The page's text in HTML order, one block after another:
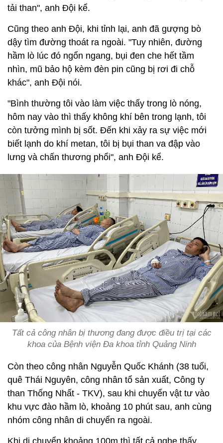
tải than", anh Đội kể.
Cũng theo anh Đội, khi tỉnh lại, anh đã gượng bò
dậy tìm đường thoát ra ngoài. "Tuy nhiên, đường
hầm lò lúc đó ngổn ngang, bụi đen che hết tầm
nhìn, mũ bảo hộ kèm đèn pin cũng bị rơi đi chỗ
khác", anh Đội nói.
"Bình thường tôi vào làm việc thấy trong lò nóng,
hôm nay vào thì thấy không khí bên trong lạnh, tôi
còn tưởng mình bị sốt. Đến khi xảy ra sự việc mới
biết lạnh do khí metan, tôi bị bụi than va đập vào
lưng và chấn thương phổi", anh Đội kể.
Tất cả công nhân bị thương đang được điều trị tại các
khoa của Bệnh viện Đa khoa tỉnh Quảng Ninh
Còn theo công nhân Nguyễn Quốc Khánh (38 tuổi,
quê Thái Nguyên, công nhân tổ sản xuất, Công ty
than Thống Nhất - TKV), sau khi chuyển vật tư vào
khu vực đào hầm lò, khoảng 10 phút sau, anh cùng
nhóm công nhân di chuyển ra ngoài.